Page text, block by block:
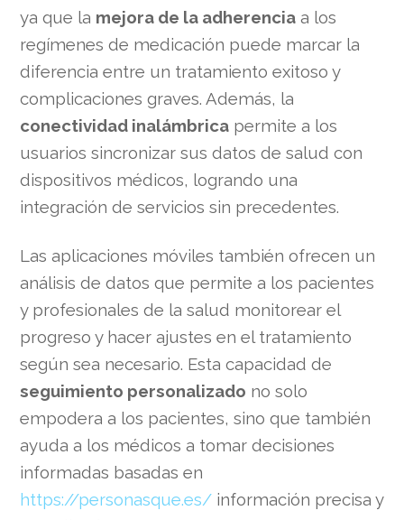
ya que la mejora de la adherencia a los
regímenes de medicación puede marcar la
diferencia entre un tratamiento exitoso y
complicaciones graves. Además, la
conectividad inalámbrica permite a los
usuarios sincronizar sus datos de salud con
dispositivos médicos, logrando una
integración de servicios sin precedentes.
Las aplicaciones móviles también ofrecen un
análisis de datos que permite a los pacientes
y profesionales de la salud monitorear el
progreso y hacer ajustes en el tratamiento
según sea necesario. Esta capacidad de
seguimiento personalizado no solo
empodera a los pacientes, sino que también
ayuda a los médicos a tomar decisiones
informadas basadas en
https://personasque.es/ información precisa y